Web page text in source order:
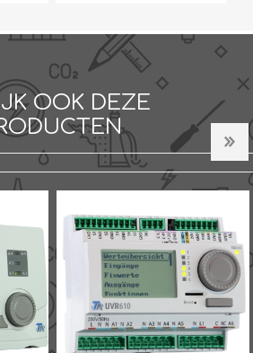
OOK DEZE